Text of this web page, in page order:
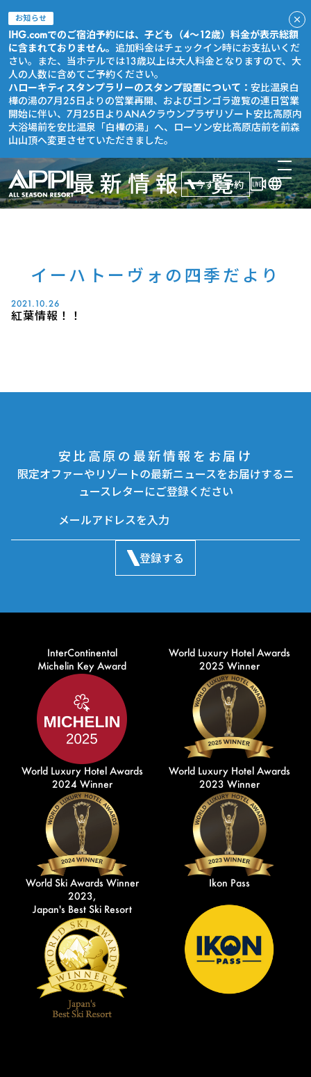
お知らせ
IHG.comでのご宿泊予約には、子ども（4～12歳）料金が表示総額
に含まれておりません。 追加料金はチェックイン時にお支払いくだ
さい。また、当ホテルでは13歳以上は大人料金となりますので、大
人の人数に含めてご予約ください。
ハローキティスタンプラリーのスタンプ設置について： 安比温泉白
樺の湯の7月25日よりの営業再開、およびゴンゴラ遊覧の連日営業
開始に伴い、7月25日よりANAクラウンプラザリゾート安比高原内
大浴場前を安比温泉「白樺の湯」へ、ローソン安比高原店前を前森
山山頂へ変更させていただきました。
今すぐ予約
最新情報一覧
イーハトーヴォの四季だより
2021.10.26
紅葉情報！！
安比高原の最新情報をお届け
限定オファーやリゾートの最新ニュースをお届けするニ
ュースレターにご登録ください
登録する
InterContinental
Michelin Key Award
World Luxury Hotel Awards
2025 Winner
World Luxury Hotel Awards
2024 Winner
World Luxury Hotel Awards
2023 Winner
World Ski Awards Winner
2023,
Japan's Best Ski Resort
Ikon Pass